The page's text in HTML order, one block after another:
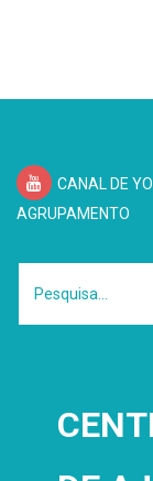
CANAL DE
AGRUPAMENTO